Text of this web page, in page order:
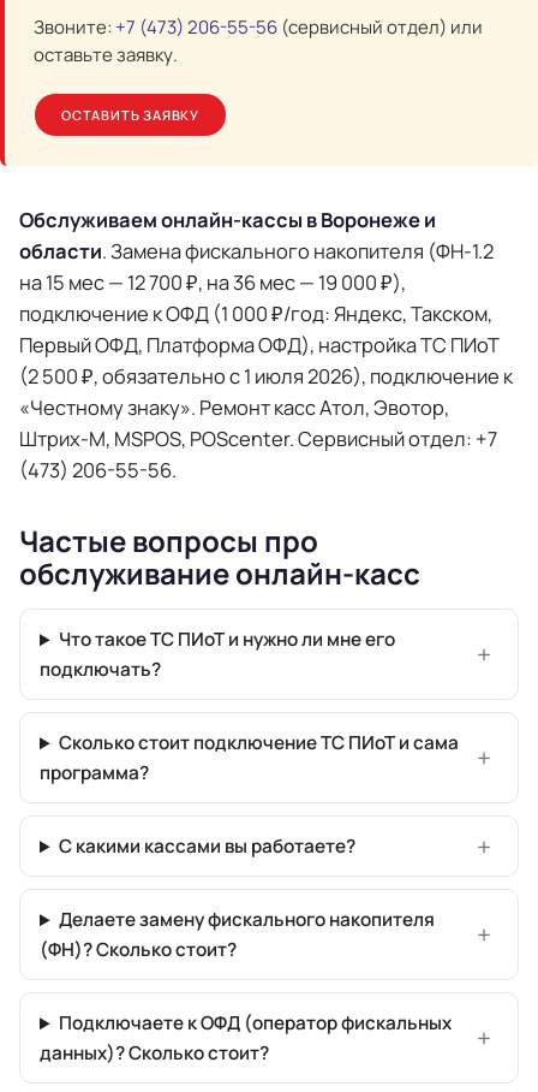
Звоните: +7 (473) 206-55-56 (сервисный отдел) или
оставьте заявку.
ОСТАВИТЬ ЗАЯВКУ
Обслуживаем онлайн-кассы в Воронеже и
области. Замена фискального накопителя (ФН-1.2
на 15 мес — 12 700 ₽, на 36 мес — 19 000 ₽),
подключение к ОФД (1 000 ₽/год: Яндекс, Такском,
Первый ОФД, Платформа ОФД), настройка ТС ПИоТ
(2 500 ₽, обязательно с 1 июля 2026), подключение к
«Честному знаку». Ремонт касс Атол, Эвотор,
Штрих-М, MSPOS, POScenter. Сервисный отдел: +7
(473) 206-55-56.
Частые вопросы про
обслуживание онлайн-касс
Что такое ТС ПИоТ и нужно ли мне его
подключать?
Сколько стоит подключение ТС ПИоТ и сама
программа?
С какими кассами вы работаете?
Делаете замену фискального накопителя
(ФН)? Сколько стоит?
Подключаете к ОФД (оператор фискальных
данных)? Сколько стоит?